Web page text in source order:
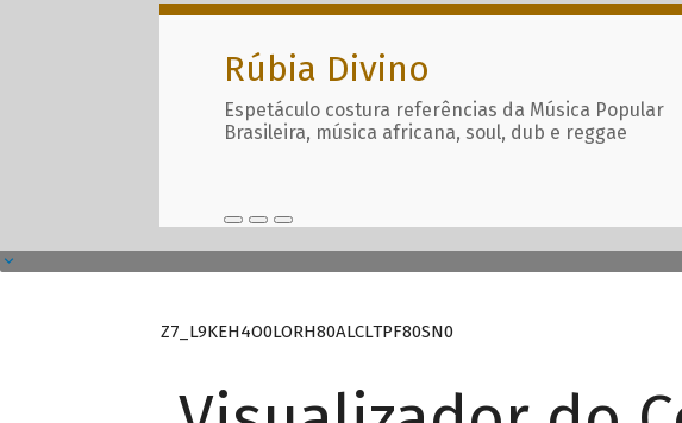
Rúbia Divino
Espetáculo costura referências da Música Popular
Brasileira, música africana, soul, dub e reggae
Z7_L9KEH4O0LORH80ALCLTPF80SN0